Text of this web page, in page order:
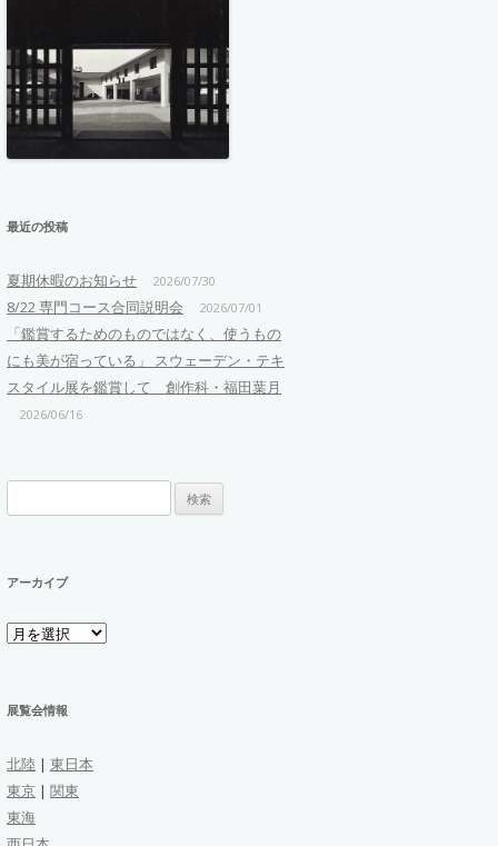
最近の投稿
夏期休暇のお知らせ 2026/07/30
8/22 専門コース合同説明会 2026/07/01
「鑑賞するためのものではなく、使うもの
にも美が宿っている」 スウェーデン・テキ
スタイル展を鑑賞して 創作科・福田葉月
2026/06/16
索:
アーカイブ
ア
ー
展覧会情報
北陸 | 東日本
東京 | 関東
東海